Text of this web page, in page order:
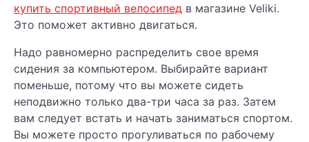
купить спортивный велосипед в магазине Veliki.
Это поможет активно двигаться.
Надо равномерно распределить свое время
сидения за компьютером. Выбирайте вариант
поменьше, потому что вы можете сидеть
неподвижно только два-три часа за раз. Затем
вам следует встать и начать заниматься спортом.
Вы можете просто прогуливаться по рабочему